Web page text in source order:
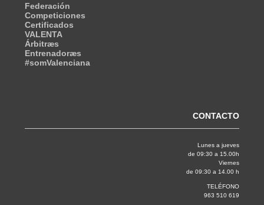
Federación
Competiciones
Certificados
VALENTA
Árbitræs
Entrenadoræs
#somValenciana
CONTACTO
Lunes a jueves
de 09:30 a 15.00h
Viernes
de 09:30 a 14.00 h
TELÉFONO
963 510 619